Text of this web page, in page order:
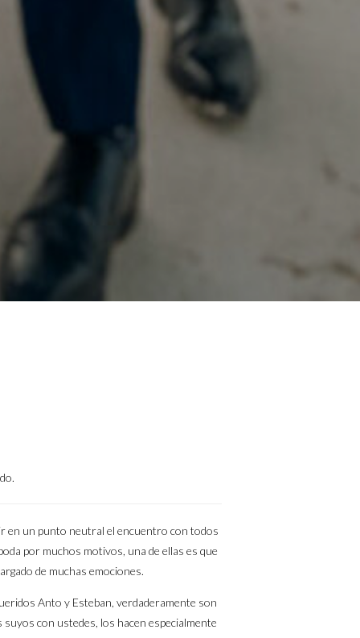
en un punto neutral el encuentro con todos
por muchos motivos, una de ellas es que
de muchas emociones.
Anto y Esteban, verdaderamente son
con ustedes, los hacen especialmente